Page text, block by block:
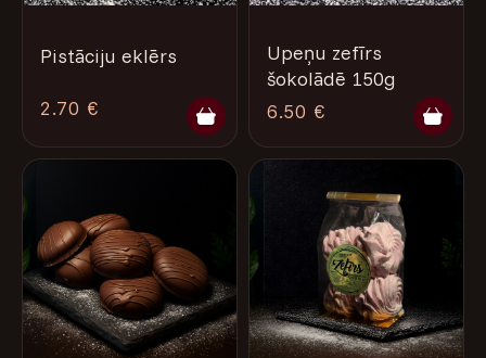
Pistāciju eklērs
2.70 €
Upeņu zefīrs
šokolādē 150g
6.50 €